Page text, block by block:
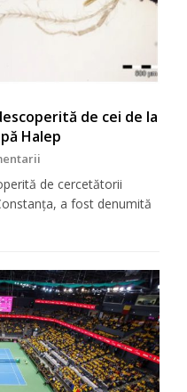
de cei de la
Halep
de cercetătorii
a fost denumită